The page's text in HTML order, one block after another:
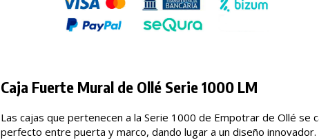
Caja Fuerte Mural de Ollé Serie 1000 LM
Las cajas que pertenecen a la Serie 1000 de Empotrar de Ollé se
perfecto entre puerta y marco, dando lugar a un diseño innovador.